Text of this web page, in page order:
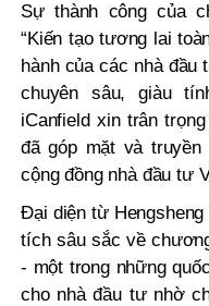
Sự thành công của
“Kiến tạo tương lai
hành của các nhà
chuyên sâu, giàu
iCanfield xin trân
đã góp mặt và
cộng đồng nhà đầu tư
Đại diện từ Hengsheng
tích sâu sắc về
- một trong những
cho nhà đầu tư nhờ